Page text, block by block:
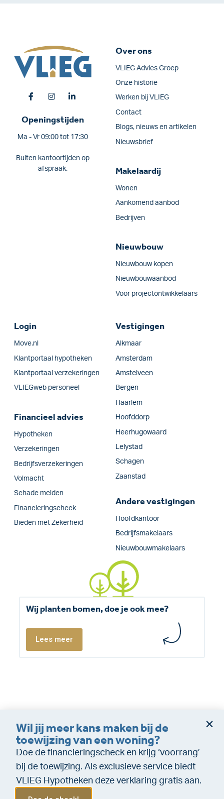
Openingstijden
Ma - Vr 09:00 tot 17:30
Buiten kantoortijden op
afspraak.
Over ons
VLIEG Advies Groep
Onze historie
Werken bij VLIEG
Contact
Blogs, nieuws en artikelen
Nieuwsbrief
Makelaardij
Wonen
Aankomend aanbod
Bedrijven
Nieuwbouw
Nieuwbouw kopen
Nieuwbouwaanbod
Voor projectontwikkelaars
Login
Move.nl
Klantportaal hypotheken
Klantportaal verzekeringen
VLIEGweb personeel
Financieel advies
Hypotheken
Verzekeringen
Bedrijfs­verzekeringen
Volmacht
Schade melden
Financieringscheck
Bieden met Zekerheid
Vestigingen
Alkmaar
Amsterdam
Amstelveen
Bergen
Haarlem
Hoofddorp
Heerhugowaard
Lelystad
Schagen
Zaanstad
Andere vestigingen
Hoofdkantoor
Bedrijfsmakelaars
Nieuwbouwmakelaars
Wij planten bomen, doe je ook mee?
Lees meer
Dienstverleningsvoorwaarden
Disclaimer
Cookie policy
Privacy (makelaardij)
Privacy (Financiële dienstverlening)
WeTransfer
Wil jij meer kans maken bij de
toewijzing van een woning?
Doe de financieringscheck en krijg ‘voorrang’
bij de toewijzing. Als exclusieve service biedt
VLIEG Hypotheken deze verklaring gratis aan.